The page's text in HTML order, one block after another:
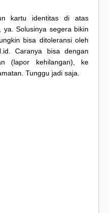
kartu identitas di atas
ya. Solusinya segera bikin
bisa ditoleransi oleh
Caranya bisa dengan
(lapor kehilangan), ke
Tunggu jadi saja.